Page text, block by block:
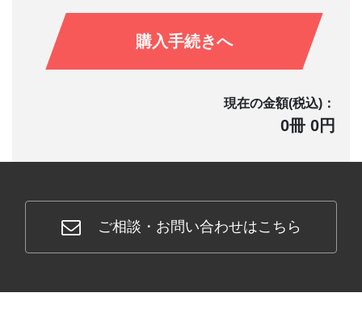
購入手続きへ
現在の金額(税込)：
0冊 0円
ご相談・お問い合わせはこちら